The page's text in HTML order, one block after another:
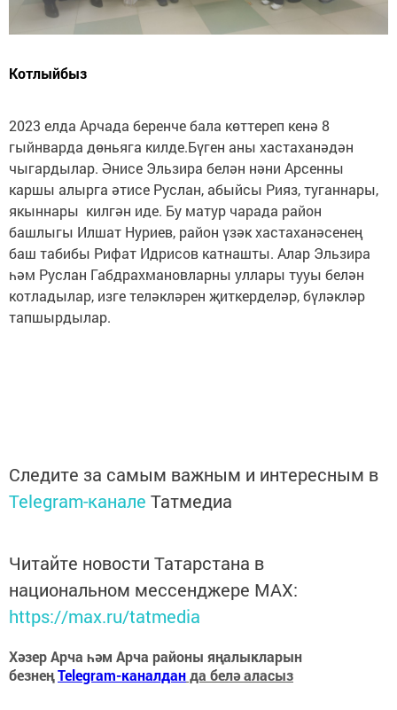
Котлыйбыз
2023 елда Арчада беренче бала көттереп кенә 8
гыйнварда дөньяга килде.Бүген аны хастаханәдән
чыгардылар. Әнисе Эльзира белән нәни Арсенны
каршы алырга әтисе Руслан, абыйсы Рияз, туганнары,
якыннары килгән иде. Бу матур чарада район
башлыгы Илшат Нуриев, район үзәк хастаханәсенең
баш табибы Рифат Идрисов катнашты. Алар Эльзира
һәм Руслан Габдрахмановларны уллары тууы белән
котладылар, изге теләкләрен җиткерделәр, бүләкләр
тапшырдылар.
Следите за самым важным и интересным в
Telegram-канале Татмедиа
Читайте новости Татарстана в
национальном мессенджере MАХ:
https://max.ru/tatmedia
Хәзер Арча һәм Арча районы яңалыкларын
безнеңTelegram-каналданда белә аласыз